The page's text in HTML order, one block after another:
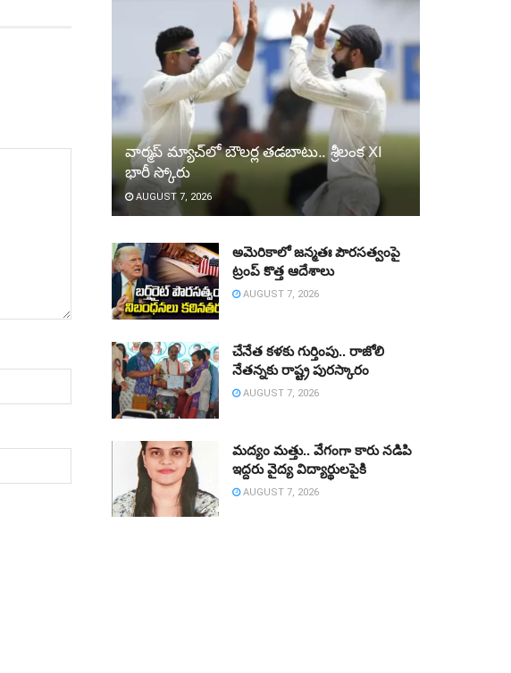
వార్మప్‌ మ్యాచ్‌లో బౌలర్ల తడబాటు.. శ్రీలంక XI
భారీ స్కోరు
AUGUST 7, 2026
అమెరికాలో జన్మతః పౌరసత్వంపై
ట్రంప్‌ కొత్త ఆదేశాలు
AUGUST 7, 2026
చేనేత కళకు గుర్తింపు.. రాజోలి
నేతన్నకు రాష్ట్ర పురస్కారం
AUGUST 7, 2026
మద్యం మత్తు.. వేగంగా కారు నడిపి
ఇద్దరు వైద్య విద్యార్థులపైకి
AUGUST 7, 2026